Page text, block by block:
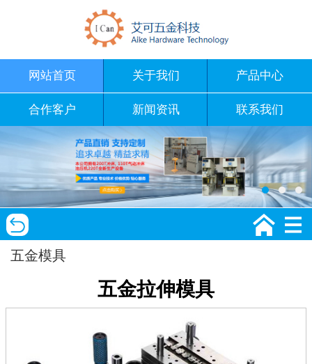
网站首页 关于我们 产品中心
合作客户 新闻资讯 联系我们
五金模具
五金拉伸模具